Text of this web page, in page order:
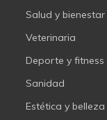
Salud y bienestar
Veterinaria
Deporte y fitness
Sanidad
Estética y belleza